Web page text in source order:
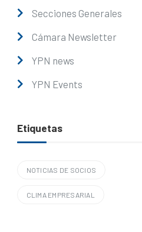
Secciones Generales
Cámara Newsletter
YPN news
YPN Events
Etiquetas
NOTICIAS DE SOCIOS
CLIMA EMPRESARIAL